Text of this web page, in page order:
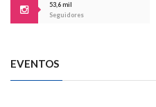
53,6 mil
Seguidores
EVENTOS